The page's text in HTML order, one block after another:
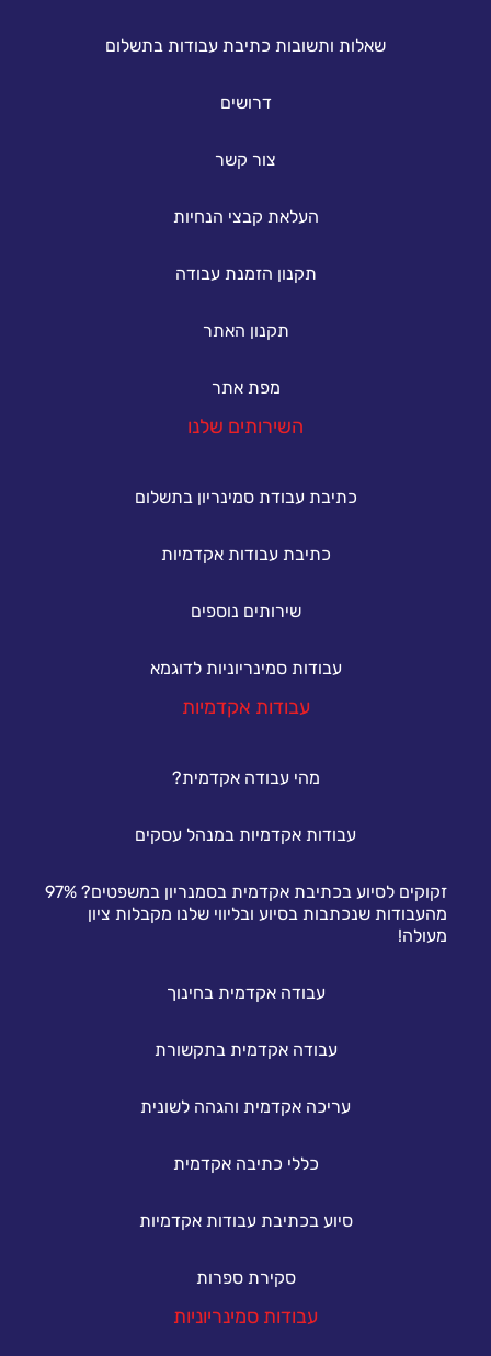
שאלות ותשובות כתיבת עבודות בתשלום
דרושים
צור קשר
העלאת קבצי הנחיות
תקנון הזמנת עבודה
תקנון האתר
מפת אתר
השירותים שלנו
כתיבת עבודת סמינריון בתשלום
כתיבת עבודות אקדמיות
שירותים נוספים
עבודות סמינריוניות לדוגמא
עבודות אקדמיות
מהי עבודה אקדמית?
עבודות אקדמיות במנהל עסקים
זקוקים לסיוע בכתיבת אקדמית בסמנריון במשפטים? 97%
מהעבודות שנכתבות בסיוע ובליווי שלנו מקבלות ציון
מעולה!
עבודה אקדמית בחינוך
עבודה אקדמית בתקשורת
עריכה אקדמית והגהה לשונית
כללי כתיבה אקדמית
סיוע בכתיבת עבודות אקדמיות
סקירת ספרות
עבודות סמינריוניות